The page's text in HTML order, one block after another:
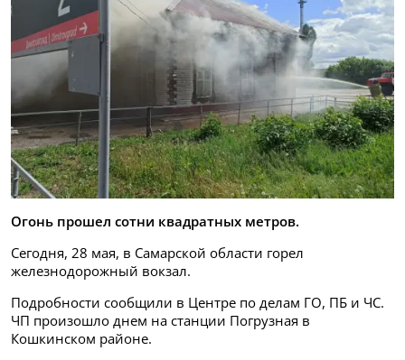
Огонь прошел сотни квадратных метров.
Сегодня, 28 мая, в Самарской области горел
железнодорожный вокзал.
Подробности сообщили в Центре по делам ГО, ПБ и ЧС.
ЧП произошло днем на станции Погрузная в
Кошкинском районе.